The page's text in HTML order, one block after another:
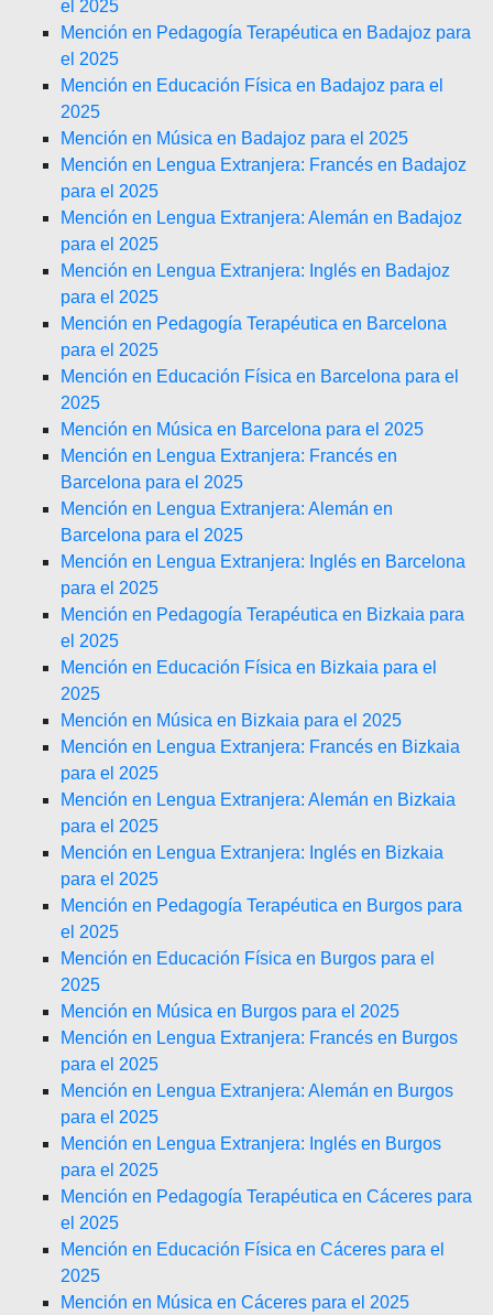
el 2025
Mención en Pedagogía Terapéutica en Badajoz para
el 2025
Mención en Educación Física en Badajoz para el
2025
Mención en Música en Badajoz para el 2025
Mención en Lengua Extranjera: Francés en Badajoz
para el 2025
Mención en Lengua Extranjera: Alemán en Badajoz
para el 2025
Mención en Lengua Extranjera: Inglés en Badajoz
para el 2025
Mención en Pedagogía Terapéutica en Barcelona
para el 2025
Mención en Educación Física en Barcelona para el
2025
Mención en Música en Barcelona para el 2025
Mención en Lengua Extranjera: Francés en
Barcelona para el 2025
Mención en Lengua Extranjera: Alemán en
Barcelona para el 2025
Mención en Lengua Extranjera: Inglés en Barcelona
para el 2025
Mención en Pedagogía Terapéutica en Bizkaia para
el 2025
Mención en Educación Física en Bizkaia para el
2025
Mención en Música en Bizkaia para el 2025
Mención en Lengua Extranjera: Francés en Bizkaia
para el 2025
Mención en Lengua Extranjera: Alemán en Bizkaia
para el 2025
Mención en Lengua Extranjera: Inglés en Bizkaia
para el 2025
Mención en Pedagogía Terapéutica en Burgos para
el 2025
Mención en Educación Física en Burgos para el
2025
Mención en Música en Burgos para el 2025
Mención en Lengua Extranjera: Francés en Burgos
para el 2025
Mención en Lengua Extranjera: Alemán en Burgos
para el 2025
Mención en Lengua Extranjera: Inglés en Burgos
para el 2025
Mención en Pedagogía Terapéutica en Cáceres para
el 2025
Mención en Educación Física en Cáceres para el
2025
Mención en Música en Cáceres para el 2025